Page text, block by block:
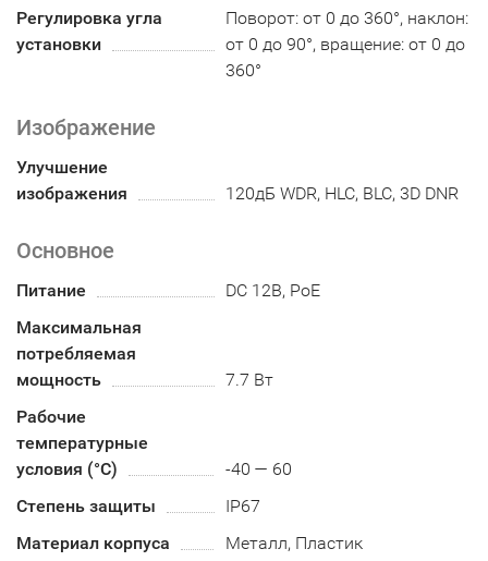
Регулировка угла
установки
Поворот: от 0 до 360°, наклон:
от 0 до 90°, вращение: от 0 до
360°
Изображение
Улучшение
изображения
120дБ WDR, HLC, BLC, 3D DNR
Основное
Питание
DC 12В, PoE
Максимальная
потребляемая
мощность
7.7 Вт
Рабочие
температурные
условия (°С)
-40 — 60
Степень защиты
IP67
Материал корпуса
Металл, Пластик